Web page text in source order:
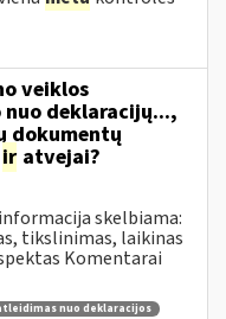
veiklos
deklaracijų...,
dokumentų
ir atvejai?
skelbiama:
tikslinimas, laikinas
Komentarai
nuo deklaracijos